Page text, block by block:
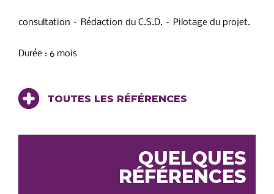
consultation – Rédaction du C.S.D. – Pilotage du projet.
Durée : 6 mois
TOUTES LES RÉFÉRENCES
QUELQUES
RÉFÉRENCES